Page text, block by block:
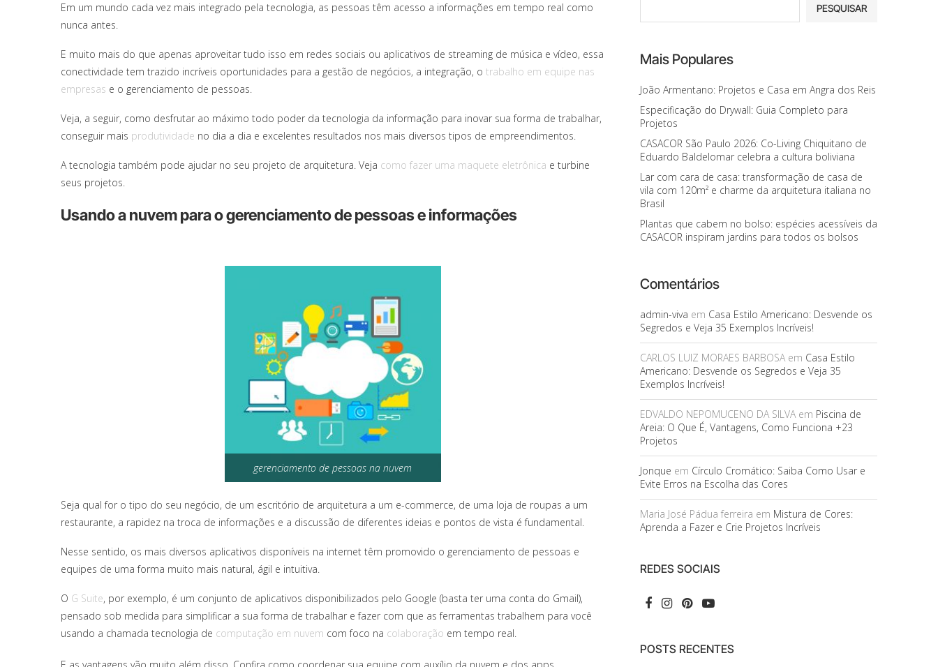
Em um mundo cada vez mais integrado pela tecnologia, as pessoas têm acesso a informações em tempo real como
nunca antes.
E muito mais do que apenas aproveitar tudo isso em redes sociais ou aplicativos de streaming de música e vídeo, essa
conectividade tem trazido incríveis oportunidades para a gestão de negócios, a integração, o trabalho em equipe nas
empresas e o gerenciamento de pessoas.
Veja, a seguir, como desfrutar ao máximo todo poder da tecnologia da informação para inovar sua forma de trabalhar,
conseguir mais produtividade no dia a dia e excelentes resultados nos mais diversos tipos de empreendimentos.
A tecnologia também pode ajudar no seu projeto de arquitetura. Veja como fazer uma maquete eletrônica e turbine
seus projetos.
Usando a nuvem para o gerenciamento de pessoas e informações
gerenciamento de pessoas na nuvem
Seja qual for o tipo do seu negócio, de um escritório de arquitetura a um e-commerce, de uma loja de roupas a um
restaurante, a rapidez na troca de informações e a discussão de diferentes ideias e pontos de vista é fundamental.
Nesse sentido, os mais diversos aplicativos disponíveis na internet têm promovido o gerenciamento de pessoas e
equipes de uma forma muito mais natural, ágil e intuitiva.
O G Suite, por exemplo, é um conjunto de aplicativos disponibilizados pelo Google (basta ter uma conta do Gmail),
pensado sob medida para simplificar a sua forma de trabalhar e fazer com que as ferramentas trabalhem para você
usando a chamada tecnologia de computação em nuvem com foco na colaboração em tempo real.
PESQUISAR
Mais Populares
João Armentano: Projetos e Casa em Angra dos Reis
Especificação do Drywall: Guia Completo para
Projetos
CASACOR São Paulo 2026: Co-Living Chiquitano de
Eduardo Baldelomar celebra a cultura boliviana
Lar com cara de casa: transformação de casa de
vila com 120m² e charme da arquitetura italiana no
Brasil
Plantas que cabem no bolso: espécies acessíveis da
CASACOR inspiram jardins para todos os bolsos
Comentários
admin-viva em Casa Estilo Americano: Desvende os
Segredos e Veja 35 Exemplos Incríveis!
CARLOS LUIZ MORAES BARBOSAem Casa Estilo
Americano: Desvende os Segredos e Veja 35
Exemplos Incríveis!
EDVALDO NEPOMUCENO DA SILVAem Piscina de
Areia: O Que É, Vantagens, Como Funciona +23
Projetos
Jonque em Círculo Cromático: Saiba Como Usar e
Evite Erros na Escolha das Cores
Maria José Pádua ferreira em Mistura de Cores:
Aprenda a Fazer e Crie Projetos Incríveis
REDES SOCIAIS
POSTS RECENTES